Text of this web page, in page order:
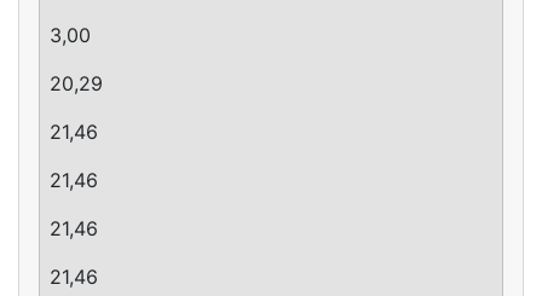
3,00
20,29
21,46
21,46
21,46
21,46